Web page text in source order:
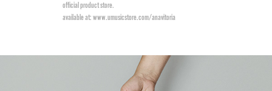
official product store.
available at: www.umusicstore.com/anavitoria